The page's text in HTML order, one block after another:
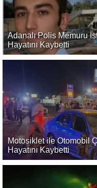
Adanalı Polis Memuru
Hayatını Kaybetti
Motosiklet ile Otomobil
Hayatını Kaybetti